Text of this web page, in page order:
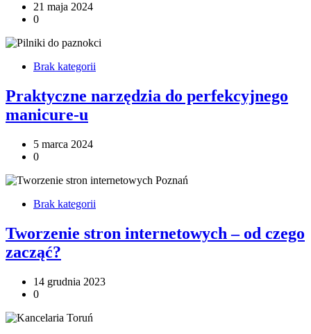
21 maja 2024
0
Brak kategorii
Praktyczne narzędzia do perfekcyjnego
manicure-u
5 marca 2024
0
Brak kategorii
Tworzenie stron internetowych – od czego
zacząć?
14 grudnia 2023
0